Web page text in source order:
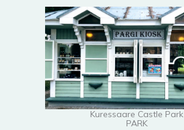
Kuressaare Castle Park
PARK